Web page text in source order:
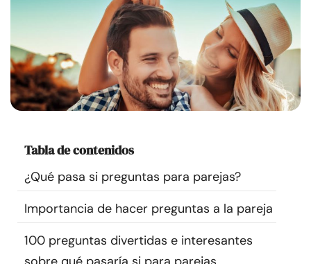
Cursos
Recursos
Comunidad
Encuentra un terapeuta
Idioma ES
Tabla de contenidos
¿Qué pasa si preguntas para parejas?
Importancia de hacer preguntas a la pareja
100 preguntas divertidas e interesantes